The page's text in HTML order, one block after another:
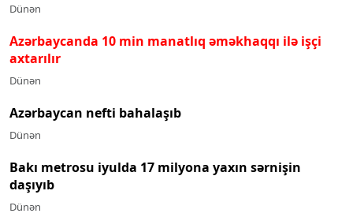
Dünən
Azərbaycanda 10 min manatlıq əməkhaqqı ilə işçi
axtarılır
Dünən
Azərbaycan nefti bahalaşıb
Dünən
Bakı metrosu iyulda 17 milyona yaxın sərnişin
daşıyıb
Dünən